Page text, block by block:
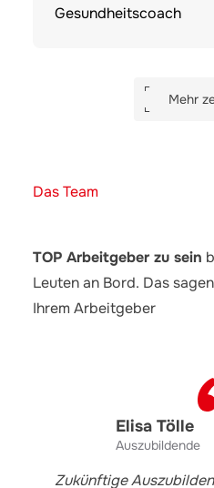
Gesundheitscoach
Mehr
Das Team
TOP Arbeitgeber zu sein
Leuten an Bord. Das
Ihrem Arbeitgeber
Elisa Tölle
Auszubildende
Zukünftige